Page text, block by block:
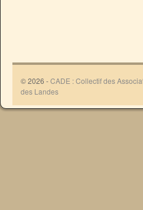
© 2026 -CADE : Collectif des
des Landes